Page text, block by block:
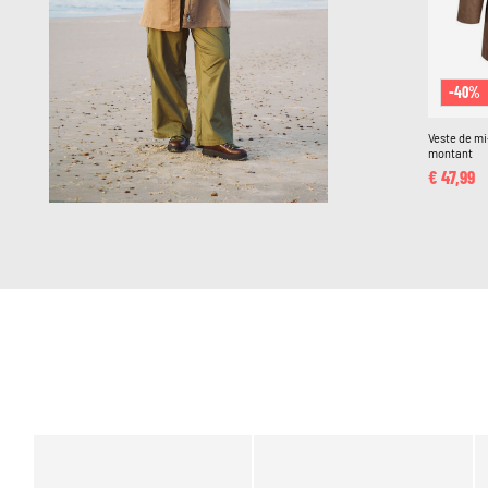
-40%
Veste de
montant
€ 47,99